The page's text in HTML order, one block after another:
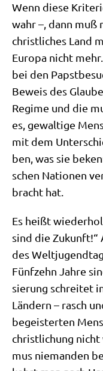
Wenn die­se
wahr –, dann muß
christ­li­ches Land
Euro­pa nicht
bei den
Beweis des
Regime und die
es, gewal­ti­ge
mit dem
ben, was sie
schen Natio­nen
bracht hat.
Es heißt
sind die Zukunft!“
des
Fünf­zehn Jah­re
sie­rung schrei­tet
Län­dern – rasch
begei­ster­ten
christ­li­chung
mus nie­man­den